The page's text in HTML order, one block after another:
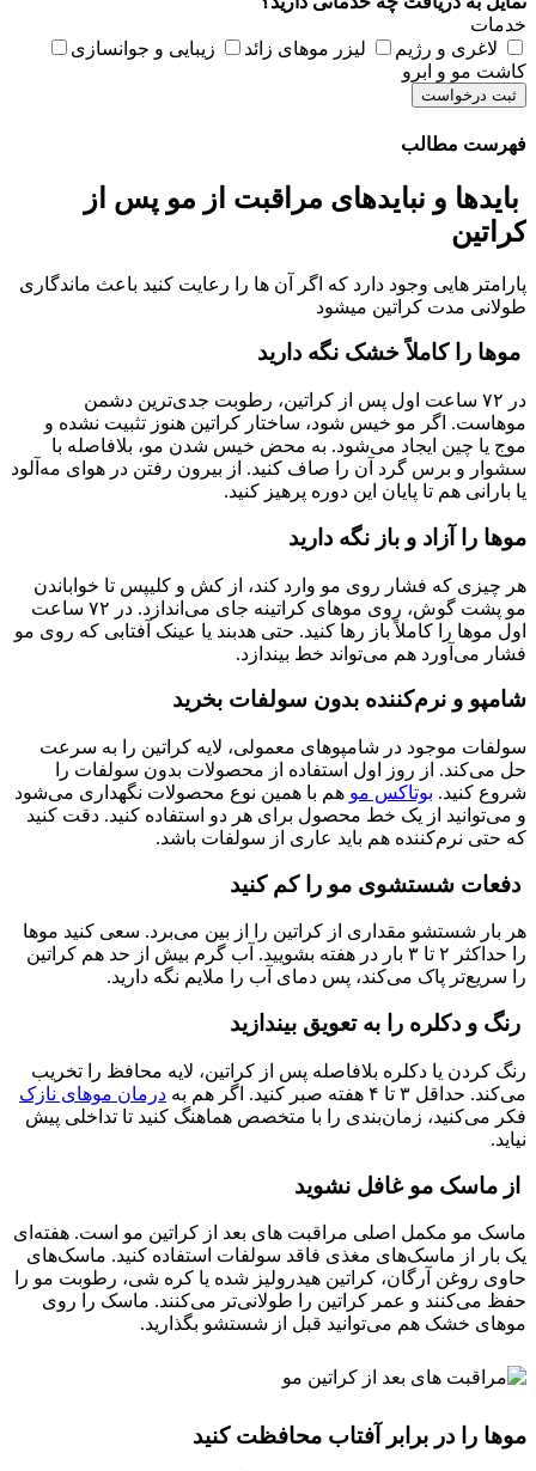
خدمات
لاغری و رژیم
لیزر موهای زائد
زیبایی و جوانسازی
کاشت مو و ابرو
ثبت درخواست
فهرست مطالب
بایدها و نبایدهای مراقبت از مو پس از
کراتین
پارامتر هایی وجود دارد که اگر آن ها را رعایت کنید باعث ماندگاری
طولانی مدت کراتین میشود
موها را کاملاً خشک نگه دارید
در ۷۲ ساعت اول پس از کراتین، رطوبت جدی‌ترین دشمن
موهاست. اگر مو خیس شود، ساختار کراتین هنوز تثبیت نشده و
موج یا چین ایجاد می‌شود. به محض خیس شدن مو، بلافاصله با
سشوار و برس گرد آن را صاف کنید. از بیرون رفتن در هوای مه‌آلود
یا بارانی هم تا پایان این دوره پرهیز کنید.
موها را آزاد و باز نگه دارید
هر چیزی که فشار روی مو وارد کند، از کش و کلیپس تا خواباندن
مو پشت گوش، روی موهای کراتینه جای می‌اندازد. در ۷۲ ساعت
اول موها را کاملاً باز رها کنید. حتی هدبند یا عینک آفتابی که روی مو
فشار می‌آورد هم می‌تواند خط بیندازد.
شامپو و نرم‌کننده بدون سولفات بخرید
سولفات موجود در شامپوهای معمولی، لایه کراتین را به سرعت
حل می‌کند. از روز اول استفاده از محصولات بدون سولفات را
شروع کنید. بوتاکس مو هم با همین نوع محصولات نگهداری می‌شود
و می‌توانید از یک خط محصول برای هر دو استفاده کنید. دقت کنید
که حتی نرم‌کننده هم باید عاری از سولفات باشد.
دفعات شستشوی مو را کم کنید
هر بار شستشو مقداری از کراتین را از بین می‌برد. سعی کنید موها
را حداکثر ۲ تا ۳ بار در هفته بشویید. آب گرم بیش از حد هم کراتین
را سریع‌تر پاک می‌کند، پس دمای آب را ملایم نگه دارید.
رنگ و دکلره را به تعویق بیندازید
رنگ کردن یا دکلره بلافاصله پس از کراتین، لایه محافظ را تخریب
می‌کند. حداقل ۳ تا ۴ هفته صبر کنید. اگر هم به
درمان موهای نازک
فکر می‌کنید، زمان‌بندی را با متخصص هماهنگ کنید تا تداخلی پیش
نیاید.
از ماسک مو غافل نشوید
ماسک مو مکمل اصلی مراقبت های بعد از کراتین مو است. هفته‌ای
یک بار از ماسک‌های مغذی فاقد سولفات استفاده کنید. ماسک‌های
حاوی روغن آرگان، کراتین هیدرولیز شده یا کره شی، رطوبت مو را
حفظ می‌کنند و عمر کراتین را طولانی‌تر می‌کنند. ماسک را روی
موهای خشک هم می‌توانید قبل از شستشو بگذارید.
موها را در برابر آفتاب محافظت کنید